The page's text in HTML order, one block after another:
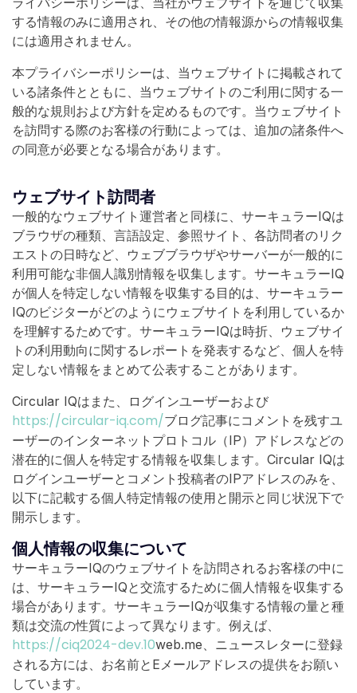
する情報のみに適用され、その他の情報源からの情報収集
には適用されません。
本プライバシーポリシーは、当ウェブサイトに掲載されて
いる諸条件とともに、当ウェブサイトのご利用に関する一
般的な規則および方針を定めるものです。当ウェブサイト
を訪問する際のお客様の行動によっては、追加の諸条件へ
の同意が必要となる場合があります。
ウェブサイト訪問者
一般的なウェブサイト運営者と同様に、サーキュラーIQは
ブラウザの種類、言語設定、参照サイト、各訪問者のリク
エストの日時など、ウェブブラウザやサーバーが一般的に
利用可能な非個人識別情報を収集します。サーキュラーIQ
が個人を特定しない情報を収集する目的は、サーキュラー
IQのビジターがどのようにウェブサイトを利用しているか
を理解するためです。サーキュラーIQは時折、ウェブサイ
トの利用動向に関するレポートを発表するなど、個人を特
定しない情報をまとめて公表することがあります。
Circular IQはまた、ログインユーザーおよび
https://circular-iq.com/ブログ記事にコメントを残すユ
ーザーのインターネットプロトコル（IP）アドレスなどの
潜在的に個人を特定する情報を収集します。Circular IQは
ログインユーザーとコメント投稿者のIPアドレスのみを、
以下に記載する個人特定情報の使用と開示と同じ状況下で
開示します。
個人情報の収集について
サーキュラーIQのウェブサイトを訪問されるお客様の中に
は、サーキュラーIQと交流するために個人情報を収集する
場合があります。サーキュラーIQが収集する情報の量と種
類は交流の性質によって異なります。例えば、
https://ciq2024-dev.10web.me、ニュースレターに登録
される方には、お名前とEメールアドレスの提供をお願い
しています。